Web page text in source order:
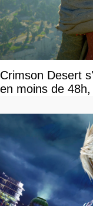
Crimson Desert
en moins de